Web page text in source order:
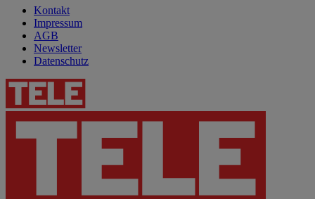
Kontakt
Impressum
AGB
Newsletter
Datenschutz